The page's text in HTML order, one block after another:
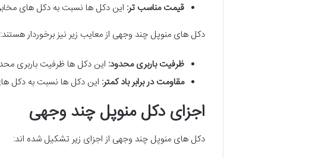
قیمت مناسب تر: این دکل ها نسبت به دکل های
دکل های منوپل چند وجهی از معایب زیر نیز برخوردار هستند:
ظرفیت باربری محدود: این دکل ها ظرفیت باربری
مقاومت در برابر باد کمتر: این دکل ها نسبت به دکل های
اجزای دکل منوپل چند وجهی
دکل های منوپل چند وجهی از اجزای زیر تشکیل شده اند: